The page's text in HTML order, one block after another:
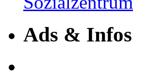
Ads & Infos